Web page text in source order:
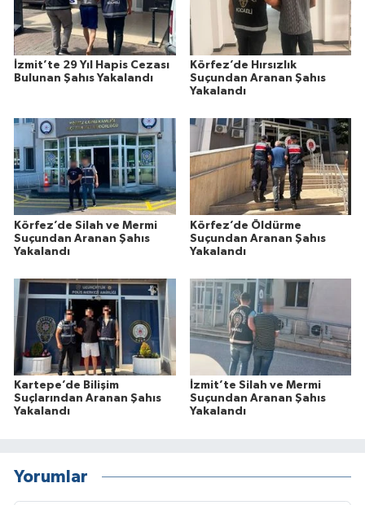
İzmit’te 29 Yıl Hapis Cezası
Bulunan Şahıs Yakalandı
Körfez’de Hırsızlık
Suçundan Aranan Şahıs
Yakalandı
Körfez’de Silah ve Mermi
Suçundan Aranan Şahıs
Yakalandı
Körfez’de Öldürme
Suçundan Aranan Şahıs
Yakalandı
Kartepe’de Bilişim
Suçlarından Aranan Şahıs
Yakalandı
İzmit’te Silah ve Mermi
Suçundan Aranan Şahıs
Yakalandı
Yorumlar